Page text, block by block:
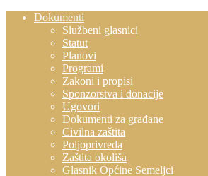
Dokumenti
Službeni glasnici
Statut
Planovi
Programi
Zakoni i propisi
Sponzorstva i donacije
Ugovori
Dokumenti za građane
Civilna zaštita
Poljoprivreda
Zaštita okoliša
Glasnik Općine Semeljci